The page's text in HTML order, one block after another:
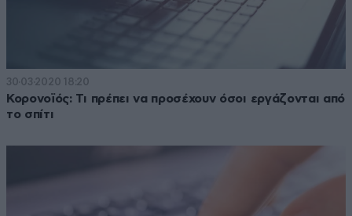
30·03·2020 18:20
Κορονοϊός: Τι πρέπει να προσέχουν όσοι εργάζονται από
το σπίτι